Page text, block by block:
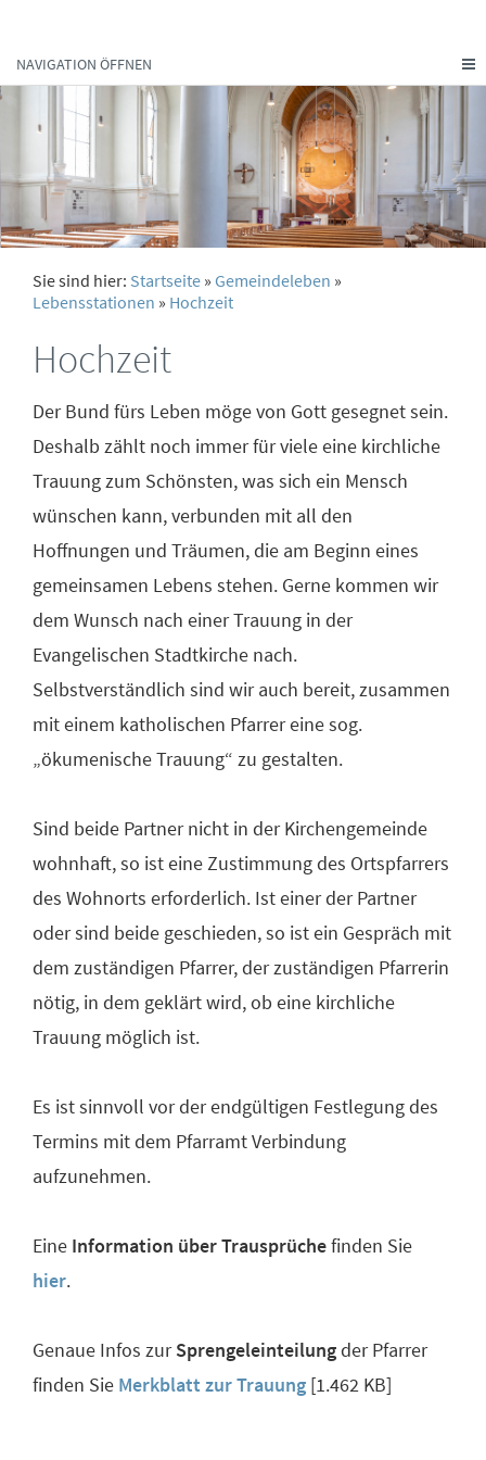
NAVIGATION ÖFFNEN
Sie sind hier: Startseite » Gemeindeleben »
Lebensstationen » Hochzeit
Hochzeit
Der Bund fürs Leben möge von Gott gesegnet sein.
Deshalb zählt noch immer für viele eine kirchliche
Trauung zum Schönsten, was sich ein Mensch
wünschen kann, verbunden mit all den
Hoffnungen und Träumen, die am Beginn eines
gemeinsamen Lebens stehen. Gerne kommen wir
dem Wunsch nach einer Trauung in der
Evangelischen Stadtkirche nach.
Selbstverständlich sind wir auch bereit, zusammen
mit einem katholischen Pfarrer eine sog.
„ökumenische Trauung“ zu gestalten.
Sind beide Partner nicht in der Kirchengemeinde
wohnhaft, so ist eine Zustimmung des Ortspfarrers
des Wohnorts erforderlich. Ist einer der Partner
oder sind beide geschieden, so ist ein Gespräch mit
dem zuständigen Pfarrer, der zuständigen Pfarrerin
nötig, in dem geklärt wird, ob eine kirchliche
Trauung möglich ist.
Es ist sinnvoll vor der endgültigen Festlegung des
Termins mit dem Pfarramt Verbindung
aufzunehmen.
Eine Information über Trausprüchefinden Sie
hier.
Genaue Infos zurSprengeleinteilungder Pfarrer
finden Sie Merkblatt zur Trauung [1.462 KB]